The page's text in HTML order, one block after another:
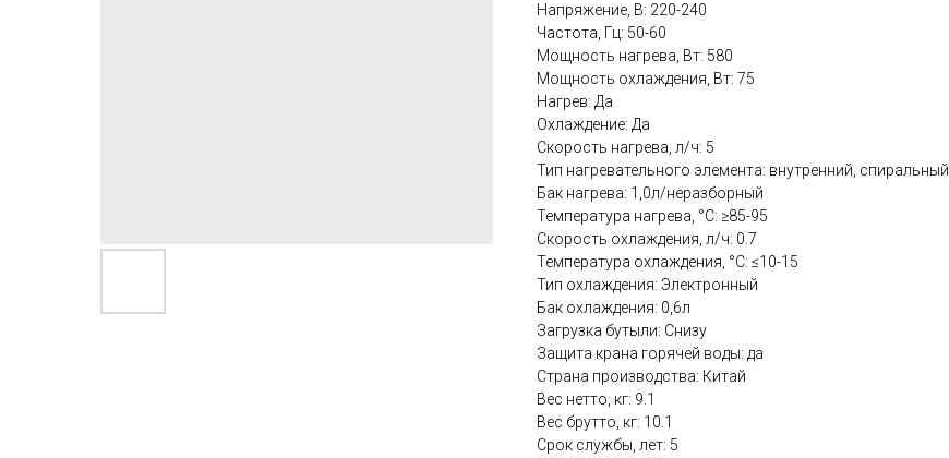
Напряжение, В: 220-240
Частота, Гц: 50-60
Мощность нагрева, Вт: 580
Мощность охлаждения, Вт: 75
Нагрев: Да
Охлаждение: Да
Скорость нагрева, л/ч: 5
Тип нагревательного элемента: внутренний, спиральный
Бак нагрева: 1,0л/неразборный
Температура нагрева, °С: ≥85-95
Скорость охлаждения, л/ч: 0.7
Температура охлаждения, °С: ≤10-15
Тип охлаждения: Электронный
Бак охлаждения: 0,6л
Загрузка бутыли: Снизу
Защита крана горячей воды: да
Страна производства: Китай
Вес нетто, кг: 9.1
Вес брутто, кг: 10.1
Срок службы, лет: 5